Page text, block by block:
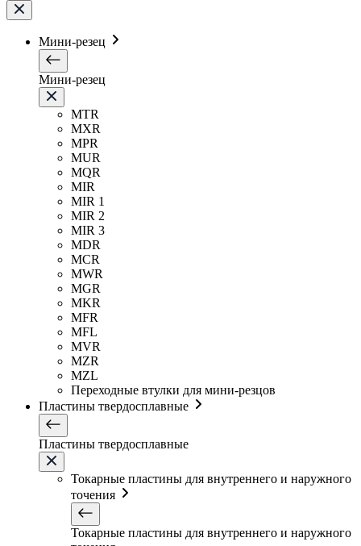
Мини-резец
Мини-резец
MTR
MXR
MPR
MUR
MQR
MIR
MIR 1
MIR 2
MIR 3
MDR
MCR
MWR
MGR
MKR
MFR
MFL
MVR
MZR
MZL
Переходные втулки для мини-резцов
Пластины твердосплавные
Пластины твердосплавные
Токарные пластины для внутреннего и наружного
точения
Токарные пластины для внутреннего и наружного